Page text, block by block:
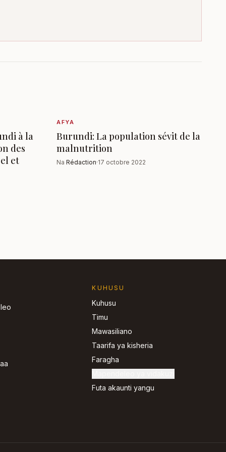
à la
des
et
AFYA
Burundi: La population sévit de la
malnutrition
Na Rédaction·17 octobre 2022
KUHUSU
Kuhusu
Timu
Mawasiliano
Taarifa ya kisheria
Faragha
Futa akaunti yangu